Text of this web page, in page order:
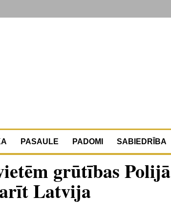
PASAULE PADOMI SABIEDRĪBA
grūtības Polijā
Latvija